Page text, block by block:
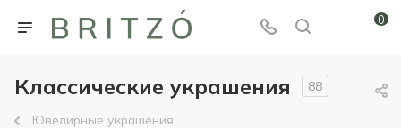
0
Классические украшения 88
Ювелирные украшения